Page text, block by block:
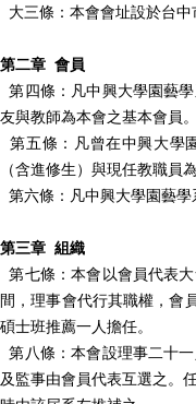
大三條：本會會址設於台中
第二章 會員
第四條：凡中興大學園藝
友與教師為本會之基本會員。
第五條：凡曾在中興大學
（含進修生）與現任教職員
第六條：凡中興大學園藝學
第三章 組織
第七條：本會以會員代表
間，理事會代行其職權，會
碩士班推薦一人擔任。
第八條：本會設理事二十
及監事由會員代表互選之。